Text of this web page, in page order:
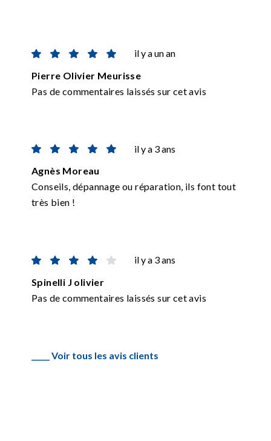
il y a un an
Pierre Olivier Meurisse
Pas de commentaires laissés sur cet avis
il y a 3 ans
Agnès Moreau
Conseils, dépannage ou réparation, ils font tout
très bien !
il y a 3 ans
Spinelli J olivier
Pas de commentaires laissés sur cet avis
_____ Voir tous les avis clients